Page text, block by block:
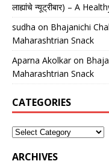
लाह्यांचे न्यूट्रीबार) – A
sudha on Bhajanichi
Maharashtrian Snack
Aparna Akolkaron
Maharashtrian Snack
CATEGORIES
ARCHIVES